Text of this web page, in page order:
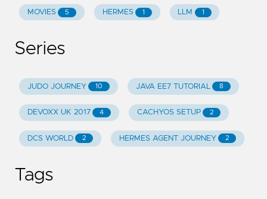
MOVIES 5 HERMES 1 LLM 1
Series
JUDO JOURNEY 10 JAVA EE7 TUTORIAL 8
DEVOXX UK 2017 4 CACHYOS SETUP 2
DCS WORLD 2 HERMES AGENT JOURNEY 2
Tags